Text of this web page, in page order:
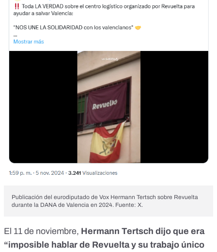
Publicación del eurodiputado de Vox Hermann Tertsch sobre Revuelta
durante la DANA de Valencia en 2024. Fuente: X.
El 11 de noviembre, Hermann Tertsch dijo que era
“imposible hablar de Revuelta y su trabajo único